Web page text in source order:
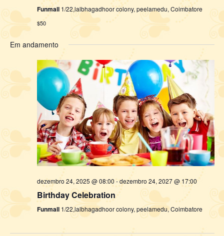
Funmall 1/22,lalbhagadhoor colony, peelamedu, Coimbatore
$50
Em andamento
dezembro 24, 2025 @ 08:00 -dezembro 24, 2027 @ 17:00
Birthday Celebration
Funmall 1/22,lalbhagadhoor colony, peelamedu, Coimbatore